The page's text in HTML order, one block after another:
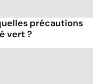
précautions
vert ?